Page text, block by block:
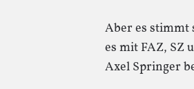
Aber es stimmt
es mit FAZ, SZ
Axel Springer